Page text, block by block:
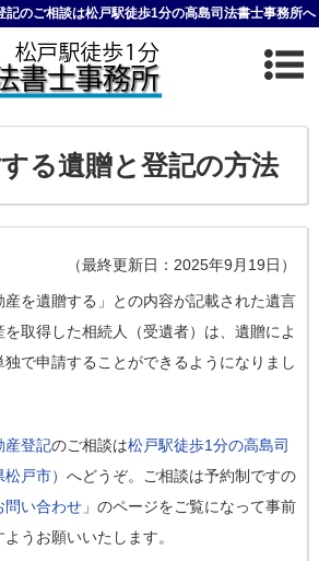
記のご相談は松戸駅徒歩1分の高島司法書士事務所へ
る遺贈と登記の方法
（最終更新日：2025年9月19日）
を遺贈する」との内容が記載された遺言
取得した相続人（受遺者）は、遺贈によ
で申請することができるようになりまし
産登記のご相談は松戸駅徒歩1分の高島司
戸市） へどうぞ。ご相談は予約制ですの
問い合わせ 」のページをご覧になって事前
うお願いいたします。